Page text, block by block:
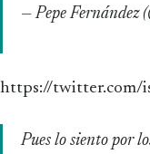
— Pepe Fernández
https://twitter.com/
Pues lo siento por